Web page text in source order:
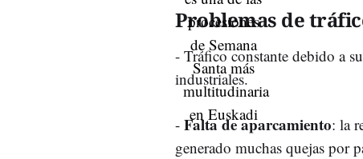
Problemas de
- Tráfico constante debido a
industriales.
- Falta de aparcamiento: la
generado muchas quejas por